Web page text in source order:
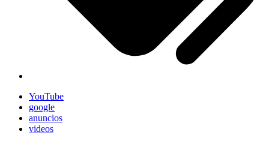
YouTube
google
anuncios
videos